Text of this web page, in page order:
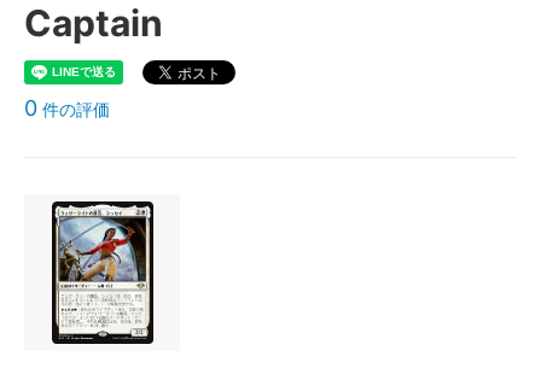
Captain
0 件の評価